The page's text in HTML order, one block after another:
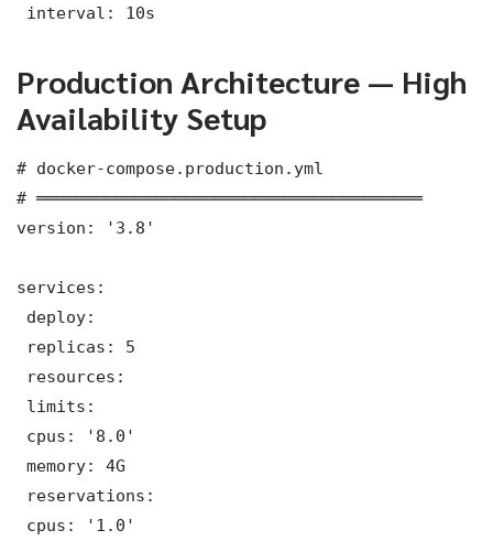
interval: 10s
Production Architecture — High
Availability Setup
# docker-compose.production.yml
# ═══════════════════════════════════════
version: '3.8'
services:
deploy:
replicas: 5
resources:
limits:
cpus: '8.0'
memory: 4G
reservations:
cpus: '1.0'